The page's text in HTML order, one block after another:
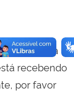
essa
recebendo
por favor